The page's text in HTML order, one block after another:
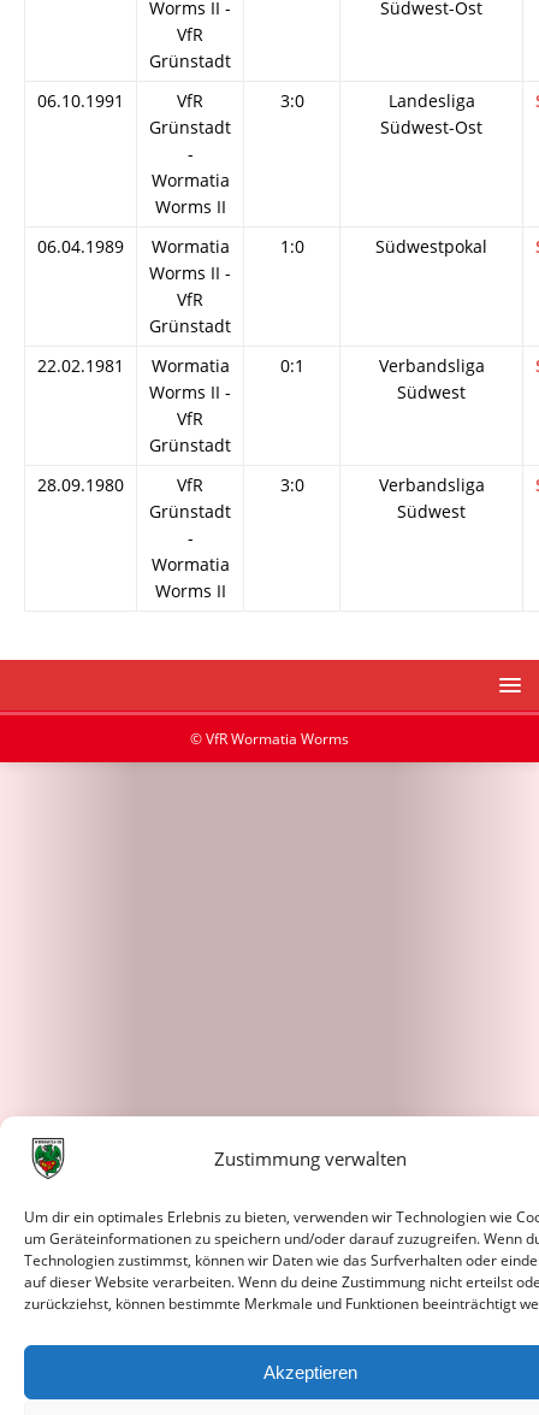
Zustimmung verwalten
Um dir ein optimales Erlebnis zu bieten, verwenden wir Technologien wie
um Geräteinformationen zu speichern und/oder darauf zuzugreifen. Wenn
Technologien zustimmst, können wir Daten wie das Surfverhalten oder
auf dieser Website verarbeiten. Wenn du deine Zustimmung nicht erteilst
zurückziehst, können bestimmte Merkmale und Funktionen beeinträchtigt
Akzeptieren
Worms II -
VfR
Grünstadt
Südwest-Ost
06.10.1991
VfR
Grünstadt
-
Wormatia
Worms II
3:0
Landesliga
Südwest-Ost
06.04.1989
Wormatia
Worms II -
VfR
Grünstadt
1:0 Südwestpokal
22.02.1981
Wormatia
Worms II -
VfR
Grünstadt
0:1
Verbandsliga
Südwest
28.09.1980
VfR
Grünstadt
-
Wormatia
Worms II
3:0
Verbandsliga
Südwest
© VfR Wormatia Worms